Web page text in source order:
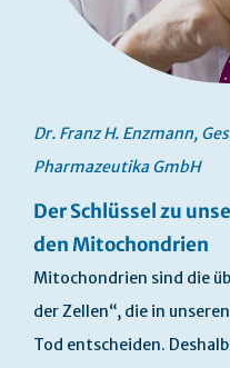
Dr. Franz H. Enzmann,
Pharmazeutika GmbH
Der Schlüssel zu
den Mitochondrien
Mitochondrien sind die
der Zellen“, die in
Tod entscheiden.